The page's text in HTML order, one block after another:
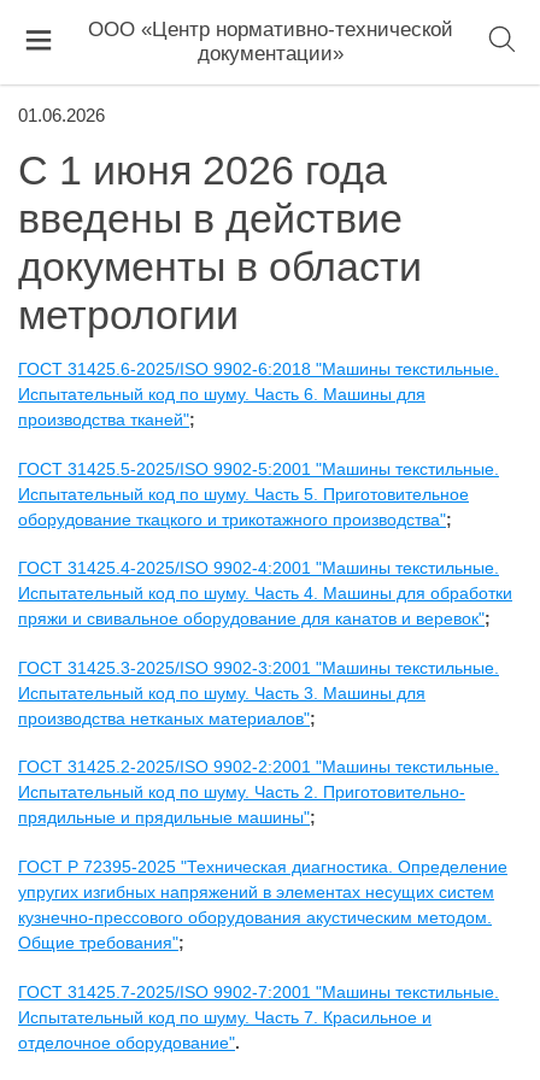
ООО «Центр нормативно-технической
документации»
01.06.2026
С 1 июня 2026 года
введены в действие
документы в области
метрологии
ГОСТ 31425.6-2025/ISO 9902-6:2018 "Машины текстильные.
Испытательный код по шуму. Часть 6. Машины для
производства тканей";
ГОСТ 31425.5-2025/ISO 9902-5:2001 "Машины текстильные.
Испытательный код по шуму. Часть 5. Приготовительное
оборудование ткацкого и трикотажного производства";
ГОСТ 31425.4-2025/ISO 9902-4:2001 "Машины текстильные.
Испытательный код по шуму. Часть 4. Машины для обработки
пряжи и свивальное оборудование для канатов и веревок";
ГОСТ 31425.3-2025/ISO 9902-3:2001 "Машины текстильные.
Испытательный код по шуму. Часть 3. Машины для
производства нетканых материалов";
ГОСТ 31425.2-2025/ISO 9902-2:2001 "Машины текстильные.
Испытательный код по шуму. Часть 2. Приготовительно-
прядильные и прядильные машины";
ГОСТ Р 72395-2025 "Техническая диагностика. Определение
упругих изгибных напряжений в элементах несущих систем
кузнечно-прессового оборудования акустическим методом.
Общие требования";
ГОСТ 31425.7-2025/ISO 9902-7:2001 "Машины текстильные.
Испытательный код по шуму. Часть 7. Красильное и
отделочное оборудование".